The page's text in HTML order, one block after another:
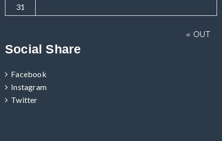
31
« OUT
Social Share
Facebook
Instagram
Twitter